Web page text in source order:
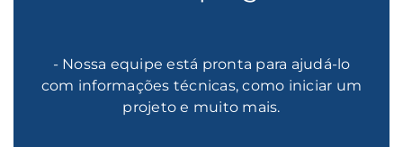
- Nossa equipe está pronta para ajudá-lo
com informações técnicas, como iniciar um
projeto e muito mais.